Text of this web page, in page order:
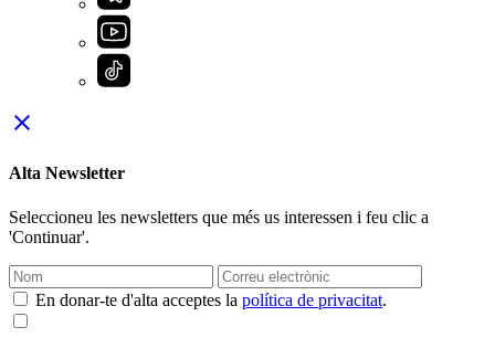
close
Alta Newsletter
Seleccioneu les newsletters que més us interessen i feu clic a
'Continuar'.
En donar-te d'alta acceptes la política de privacitat.